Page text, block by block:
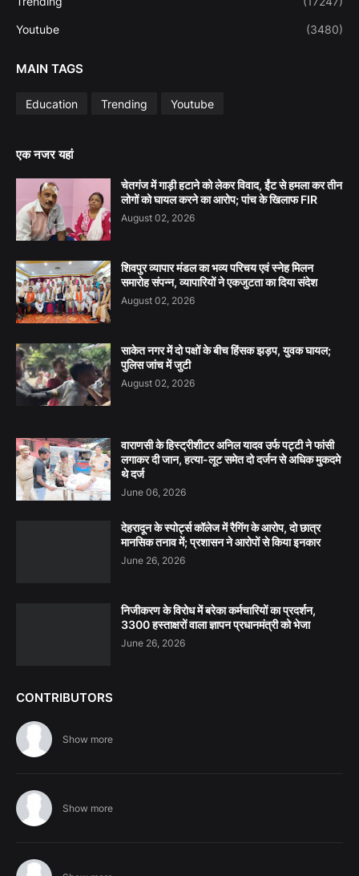
Youtube (3480)
MAIN TAGS
Education Trending Youtube
एक नजर यहां
चेतगंज में गाड़ी हटाने को लेकर विवाद, ईंट से हमला कर तीन
लोगों को घायल करने का आरोप; पांच के खिलाफ FIR
August 02, 2026
शिवपुर व्यापार मंडल का भव्य परिचय एवं स्नेह मिलन
समारोह संपन्न, व्यापारियों ने एकजुटता का दिया संदेश
August 02, 2026
साकेत नगर में दो पक्षों के बीच हिंसक झड़प, युवक घायल;
पुलिस जांच में जुटी
August 02, 2026
वाराणसी के हिस्ट्रीशीटर अनिल यादव उर्फ पट्टी ने फांसी
लगाकर दी जान, हत्या-लूट समेत दो दर्जन से अधिक मुकदमे
थे दर्ज
June 06, 2026
देहरादून के स्पोर्ट्स कॉलेज में रैगिंग के आरोप, दो छात्र
मानसिक तनाव में; प्रशासन ने आरोपों से किया इनकार
June 26, 2026
निजीकरण के विरोध में बरेका कर्मचारियों का प्रदर्शन,
3300 हस्ताक्षरों वाला ज्ञापन प्रधानमंत्री को भेजा
June 26, 2026
CONTRIBUTORS
Show more
Show more